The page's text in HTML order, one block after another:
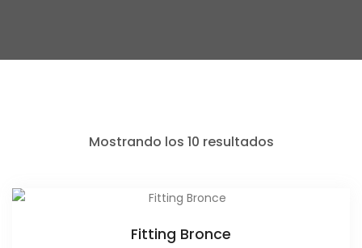
Mostrando los 10 resultados
Fitting Bronce